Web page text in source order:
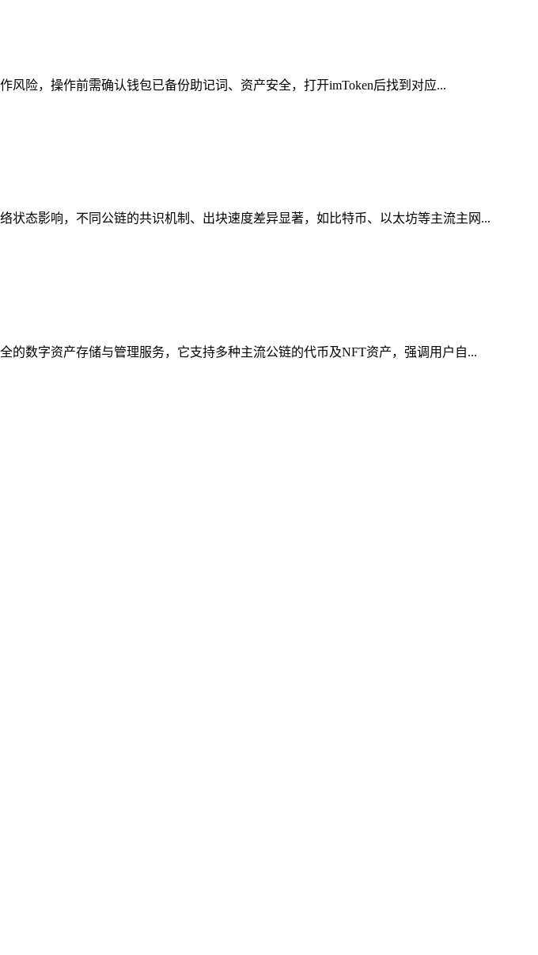
险，操作前需确认钱包已备份助记词、资产安全，打开imToken后找到对应...
态影响，不同公链的共识机制、出块速度差异显著，如比特币、以太坊等主流主网...
的数字资产存储与管理服务，它支持多种主流公链的代币及NFT资产，强调用户自...